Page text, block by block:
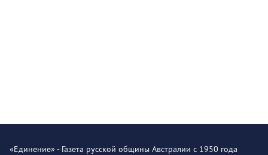
«Единение» - Газета русской общины Австралии с 1950 года